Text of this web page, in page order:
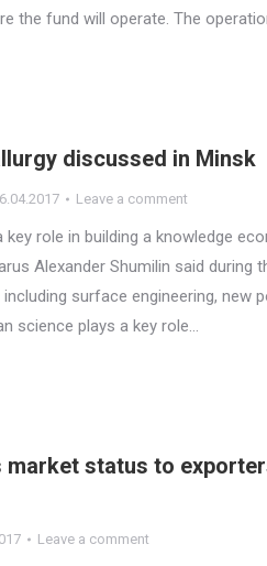
the fund will operate. The
discussed in Minsk
Leave a comment
role in building a knowledge
Alexander Shumilin said during
surface engineering, new
science plays a key role…
market status to
Leave a comment